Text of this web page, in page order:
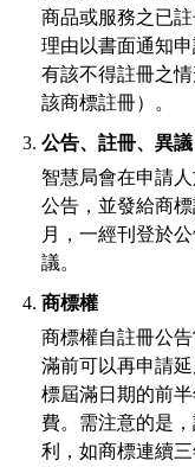
商品或服務之已
理由以書面通知
有該不得註冊之
該商標註冊）。
公告、註冊、異議
智慧局會在申請
公告，並發給商
月，一經刊登於
議。
商標權
商標權自註冊公
滿前可以再申請
標屆滿日期的前
費。需注意的是
利，如商標連續